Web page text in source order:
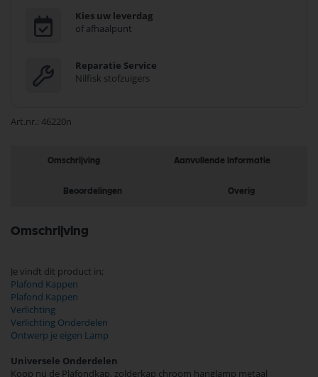
Kies uw leverdag
of afhaalpunt
Reparatie Service
Nilfisk stofzuigers
Art.nr. 46220n
Omschrijving Aanvullende informatie
Beoordelingen Overig
Omschrijving
Je vindt dit product in;
Plafond Kappen
Plafond Kappen
Verlichting
Verlichting Onderdelen
Ontwerp je eigen Lamp
Universele Onderdelen
Koop nu de Plafondkap, zolderkap chroom hanglamp metaal